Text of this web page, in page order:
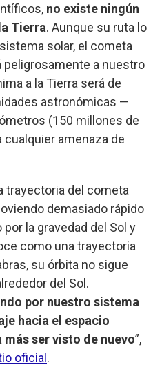
no existe ningún
Tierra. Aunque su ruta lo
solar, el cometa
peligrosamente a nuestro
a la Tierra será de
astronómicas —
(150 millones de
amenaza de
trayectoria del cometa
demasiado rápido
la gravedad del Sol y
como una trayectoria
su órbita no sigue
del Sol.
por nuestro sistema
hacia el espacio
ser visto de nuevo”,
oficial .